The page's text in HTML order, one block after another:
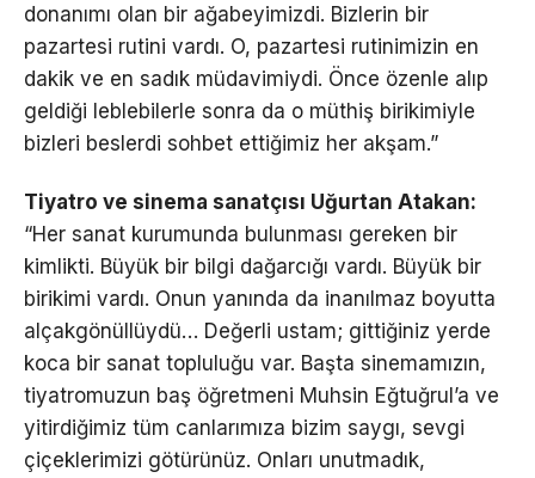
donanımı olan bir ağabeyimizdi. Bizlerin bir
pazartesi rutini vardı. O, pazartesi rutinimizin en
dakik ve en sadık müdavimiydi. Önce özenle alıp
geldiği leblebilerle sonra da o müthiş birikimiyle
bizleri beslerdi sohbet ettiğimiz her akşam.”
Tiyatro ve sinema sanatçısı Uğurtan Atakan:
“Her sanat kurumunda bulunması gereken bir
kimlikti. Büyük bir bilgi dağarcığı vardı. Büyük bir
birikimi vardı. Onun yanında da inanılmaz boyutta
alçakgönüllüydü… Değerli ustam; gittiğiniz yerde
koca bir sanat topluluğu var. Başta sinemamızın,
tiyatromuzun baş öğretmeni Muhsin Eğtuğrul’a ve
yitirdiğimiz tüm canlarımıza bizim saygı, sevgi
çiçeklerimizi götürünüz. Onları unutmadık,